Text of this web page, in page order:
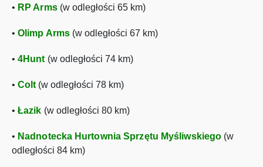
• RP Arms(w odległości 65 km)
• Olimp Arms (w odległości 67 km)
• 4Hunt (w odległości 74 km)
• Colt (w odległości 78 km)
• Łazik (w odległości 80 km)
• Nadnotecka Hurtownia Sprzętu Myśliwskiego (w
odległości 84 km)